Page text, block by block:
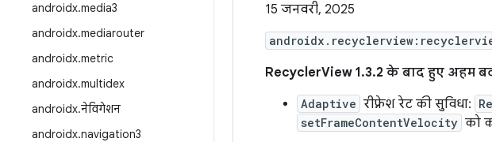
androidx.media3
androidx.mediarouter
androidx.metric
androidx.multidex
androidx.नेविगेशन
androidx.navigation3
15 जनवरी, 2025
RecyclerView 1.3.2 के बाद हुए अहम
Adaptive रीफ़्रेश रेट की सुविधा:
setFrameContentVelocity को